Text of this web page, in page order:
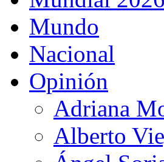
Mundo
Nacional
Opinión
Adriana
Alberto